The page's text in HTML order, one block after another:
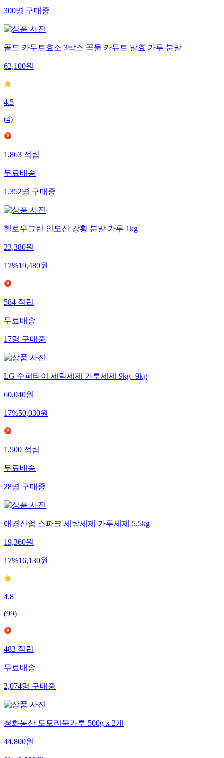
300명구매중
골드 카무트효소 3박스 곡물 카뮤트 발효 가루 분말
62,100원
4.5
(4)
1,863적립
무료배송
1,352명구매중
헬로우그린 인도산 강황 분말 가루 1kg
23,380원
17%19,480원
584적립
무료배송
17명구매중
LG 수퍼타이 세탁세제 가루세제 9kg+9kg
60,040원
17%50,030원
1,500적립
무료배송
28명구매중
애경산업 스파크 세탁세제 가루세제 5.5kg
19,360원
17%16,130원
4.8
(99)
483적립
무료배송
2,074명구매중
청화농산 도토리묵가루 500g x 2개
44,800원